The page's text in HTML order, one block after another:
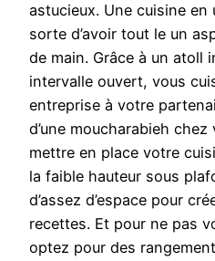
astucieux. Une cuisine en
sorte d’avoir tout le un
de main. Grâce à un atoll
intervalle ouvert, vous
entreprise à votre
d’une moucharabieh
mettre en place votre
la faible hauteur sous
d’assez d’espace pour
recettes. Et pour ne pas
optez pour des